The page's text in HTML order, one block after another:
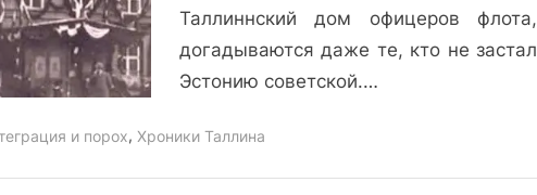
Таллиннский дом офицеров флота,
догадываются даже те, кто не застал
Эстонию советской.…
и порох, Хроники Таллина